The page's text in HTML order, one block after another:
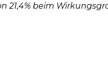
21,4% beim